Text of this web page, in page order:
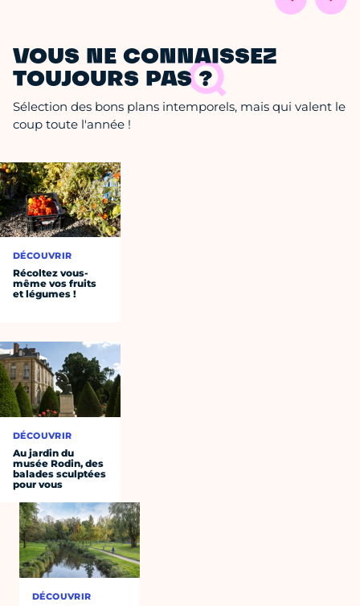
VOUS NE CONNAISSEZ
TOUJOURS PAS ?
Sélection des bons plans intemporels, mais qui valent le
coup toute l'année !
DÉCOUVRIR
Récoltez vous-
même vos fruits
et légumes !
DÉCOUVRIR
Au jardin du
musée Rodin, des
balades sculptées
pour vous
DÉCOUVRIR